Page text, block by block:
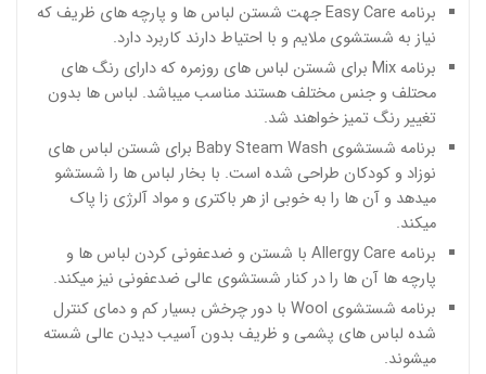
برنامه Easy Care جهت شستن لباس ها و پارچه های ظریف که
نیاز به شستشوی ملایم و با احتیاط دارند کاربرد دارد.
برنامه Mix برای شستن لباس های روزمره که دارای رنگ های
محتلف و جنس مختلف هستند مناسب میباشد. لباس ها بدون
تغییر رنگ تمیز خواهند شد.
برنامه شستشوی Baby Steam Wash برای شستن لباس های
نوزاد و کودکان طراحی شده است. با بخار لباس ها را شستشو
میدهد و آن ها را به خوبی از هر باکتری و مواد آلرژی زا پاک
میکند.
برنامه Allergy Care با شستن و ضدعفونی کردن لباس ها و
پارچه ها آن ها را در کنار شستشوی عالی ضدعفونی نیز میکند.
برنامه شستشوی Wool با دور چرخش بسیار کم و دمای کنترل
شده لباس های پشمی و ظریف بدون آسیب دیدن عالی شسته
میشوند.